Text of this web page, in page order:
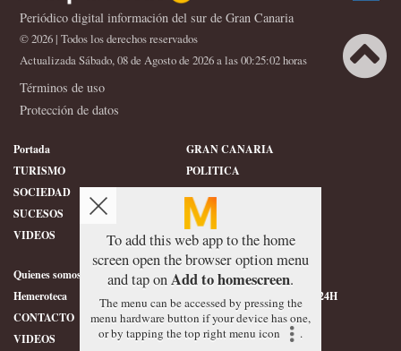
Periódico digital información del sur de Gran Canaria
© 2026 | Todos los derechos reservados
Actualizada Sábado, 08 de Agosto de 2026 a las 00:25:02 horas
Términos de uso
Protección de datos
Portada
GRAN CANARIA
TURISMO
POLITICA
SOCIEDAD
DEPORTES
SUCESOS
HISTORIA
VIDEOS
CONFIDENCIAL
Quienes somos
SERVICIOS
Hemeroteca
ÉTICA DE MASPALOMAS24H
CONTACTO
FOTOGRAFIAS
VIDEOS
To add this web app to the home
screen open the browser option menu
and tap onAdd to homescreen.
The menu can be accessed by pressing the
menu hardware button if your device has one,
or by tapping the top right menu icon
.